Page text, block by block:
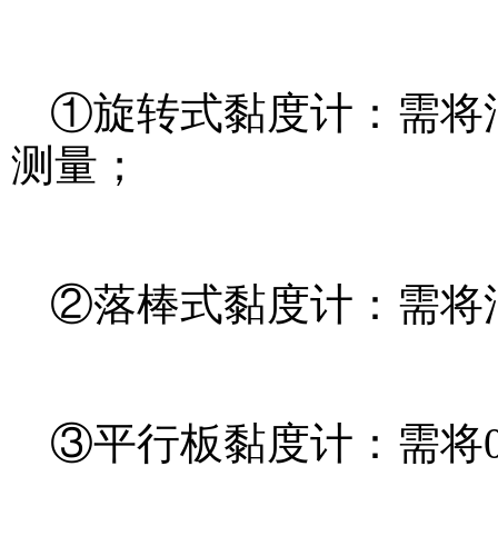
①旋转式黏度计：需将
测量；
②落棒式黏度计：需将
③平行板黏度计：需将